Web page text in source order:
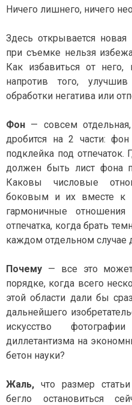
Ничего лишнего, ничего
Здесь открывается
при съемке нельзя
Как избавиться от
напротив того,
обработки негатива или
Фон — совсем
дробится на 2 части:
подклейка под отпечаток.
должен быть лист фона
Каковы числовые
боковым и их вместе к
гармоничные
отпечатка, когда брать
каждом отдельном случае
Почему — все это
порядке, когда всего
этой области дали бы
дальнейшего
искусство
диллетантизма на
бетон науки?
Жаль, что размер
бегло остановиться